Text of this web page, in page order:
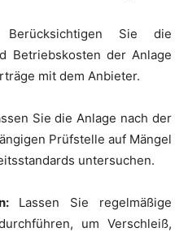
Berücksichtigen Sie die
Betriebskosten der Anlage
mit dem Anbieter.
Sie die Anlage nach der
Prüfstelle auf Mängel
untersuchen.
Lassen Sie regelmäßige
um Verschleiß,